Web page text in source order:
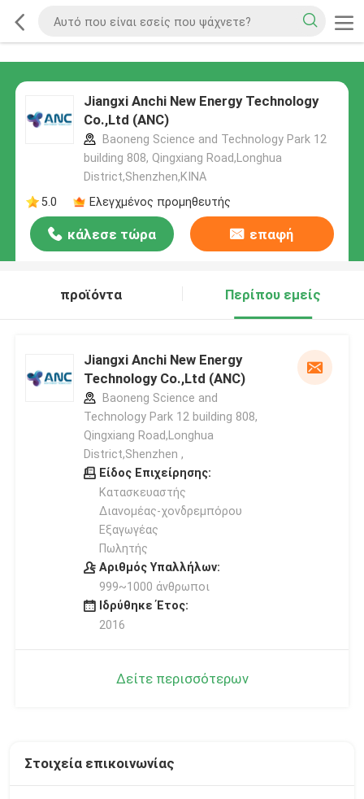
Jiangxi Anchi New Energy Technology
Co.,Ltd (ANC)
Baoneng Science and Technology Park 12
building 808, Qingxiang Road,Longhua
District,Shenzhen,ΚΙΝΑ
5.0
Ελεγχμένος προμηθευτής
κάλεσε τώρα επαφή
προϊόντα Περίπου εμείς
Jiangxi Anchi New Energy
Technology Co.,Ltd (ANC)
Baoneng Science and
Technology Park 12 building 808,
Qingxiang Road,Longhua
District,Shenzhen ,
Είδος Επιχείρησης:
Κατασκευαστής
Διανομέας-χονδρεμπόρου
Εξαγωγέας
Πωλητής
Αριθμός Υπαλλήλων:
999~1000 άνθρωποι
Ιδρύθηκε Έτος:
2016
Δείτε περισσότερων
Στοιχεία επικοινωνίας